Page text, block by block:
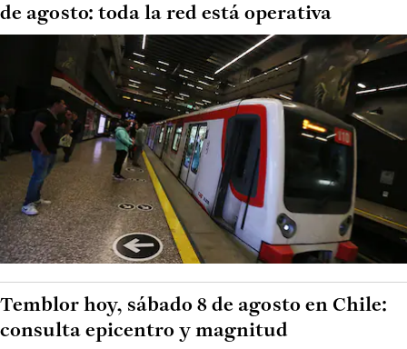
de agosto: toda la red está operativa
Temblor hoy, sábado 8 de agosto en Chile:
consulta epicentro y magnitud